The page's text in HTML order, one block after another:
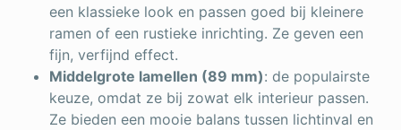
een klassieke look en passen goed bij kleinere
ramen of een rustieke inrichting. Ze geven een
fijn, verfijnd effect.
Middelgrote lamellen (89 mm): de populairste
keuze, omdat ze bij zowat elk interieur passen.
Ze bieden een mooie balans tussen lichtinval en